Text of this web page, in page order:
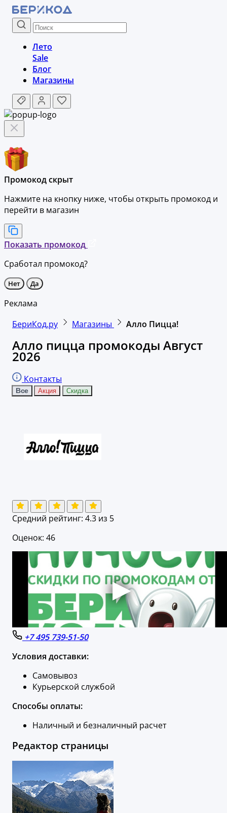
Лето
Sale
Блог
Магазины
Промокод скрыт
Нажмите на кнопку ниже, чтобы открыть промокод и
перейти в магазин
Показать промокод
Сработал промокод?
Нет Да
Реклама
БериКод.ру
Магазины Алло Пицца!
Алло пицца промокоды Август
2026
Контакты
Все Акция Скидка
Средний рейтинг: 4.3 из 5
Оценок: 46
+7 495 739-51-50
Условия доставки:
Самовывоз
Курьерской службой
Способы оплаты:
Наличный и безналичный расчет
Редактор страницы